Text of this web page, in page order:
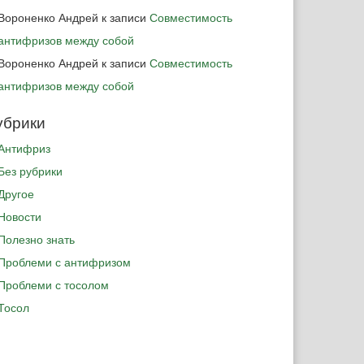
Андрей к записи Совместимость
между собой
Андрей к записи Совместимость
между собой
рубрики
знать
с антифризом
с тосолом